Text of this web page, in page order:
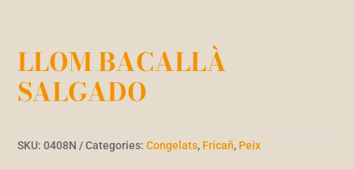
LLOM BACALLÀ
SALGADO
SKU:0408N Categories:Congelats, Fricañ, Peix